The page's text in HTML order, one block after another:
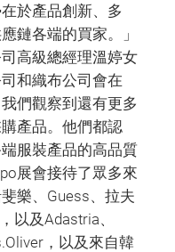
於產品創新、多
鏈各端的買家。」
高級總經理溫婷女
和織布公司會在
們觀察到還有更多
產品。他們都認
服裝產品的高品質
展會接待了眾多來
樂、Guess、拉夫
以及Adastria、
，以及來自韓